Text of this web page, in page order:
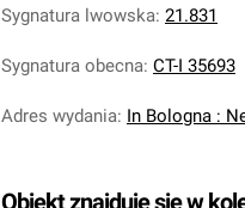
Sygnatura lwowska: 21.831
Sygnatura obecna: CT-I 35693
Adres wydania: In Bologna :
Obiekt znajduje się w